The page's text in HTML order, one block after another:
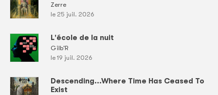
Zerre
le 25 juil. 2026
L'école de la nuit
Gilb'R
le 19 juil. 2026
Descending...Where Time Has Ceased To
Exist